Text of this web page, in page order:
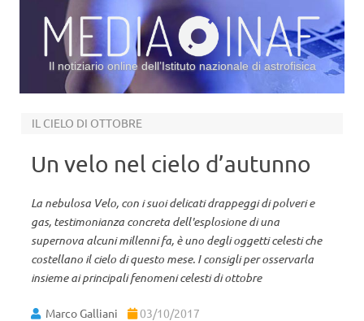
Il notiziario online dell’Istituto nazionale di astrofisica
IL CIELO DI OTTOBRE
Un velo nel cielo d’autunno
La nebulosa Velo, con i suoi delicati drappeggi di polveri e
gas, testimonianza concreta dell'esplosione di una
supernova alcuni millenni fa, è uno degli oggetti celesti che
costellano il cielo di questo mese. I consigli per osservarla
insieme ai principali fenomeni celesti di ottobre
Marco Galliani 03/10/2017